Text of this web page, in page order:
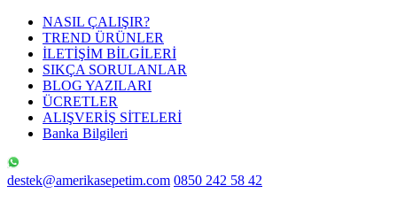
NASIL ÇALIŞIR?
TREND ÜRÜNLER
İLETİŞİM BİLGİLERİ
SIKÇA SORULANLAR
BLOG YAZILARI
ÜCRETLER
ALIŞVERİŞ SİTELERİ
Banka Bilgileri
destek@amerikasepetim.com 0850 242 58 42